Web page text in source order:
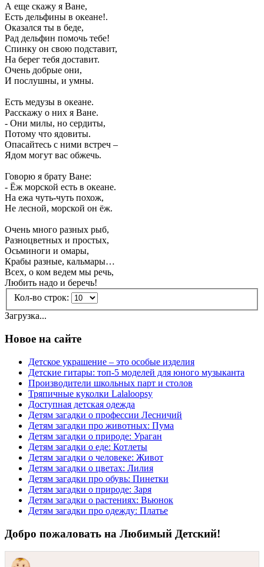
А еще скажу я Ване,
Есть дельфины в океане!.
Оказался ты в беде,
Рад дельфин помочь тебе!
Спинку он свою подставит,
На берег тебя доставит.
Очень добрые они,
И послушны, и умны.
Есть медузы в океане.
Расскажу о них я Ване.
- Они милы, но сердиты,
Потому что ядовиты.
Опасайтесь с ними встреч –
Ядом могут вас обжечь.
Говорю я брату Ване:
- Ёж морской есть в океане.
На ежа чуть-чуть похож,
Не лесной, морской он ёж.
Очень много разных рыб,
Разноцветных и простых,
Осьминоги и омары,
Крабы разные, кальмары…
Всех, о ком ведем мы речь,
Любить надо и беречь!
Кол-во строк:
Загрузка...
Новое на сайте
Детское украшение – это особые изделия
Детские гитары: топ-5 моделей для юного музыканта
Производители школьных парт и столов
Тряпичные куколки Lalaloopsy
Доступная детская одежда
Детям загадки о профессии Лесничий
Детям загадки про животных: Пума
Детям загадки о природе: Ураган
Детям загадки о еде: Котлеты
Детям загадки о человеке: Живот
Детям загадки о цветах: Лилия
Детям загадки про обувь: Пинетки
Детям загадки о природе: Заря
Детям загадки о растениях: Вьюнок
Детям загадки про одежду: Платье
Добро пожаловать на Любимый Детский!